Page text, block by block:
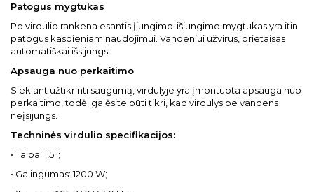
Patogus mygtukas
Po virdulio rankena esantis įjungimo-išjungimo mygtukas yra itin
patogus kasdieniam naudojimui. Vandeniui užvirus, prietaisas
automatiškai išsijungs.
Apsauga nuo perkaitimo
Siekiant užtikrinti saugumą, virdulyje yra įmontuota apsauga nuo
perkaitimo, todėl galėsite būti tikri, kad virdulys be vandens
neįsijungs.
Techninės virdulio specifikacijos:
• Talpa: 1,5 l;
• Galingumas: 1200 W;